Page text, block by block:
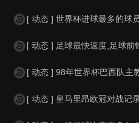
[ 动态 ] 世界杯进球最多的球员是谁,世
[ 动态 ] 足球最快速度,足球前锋在射门的
[ 动态 ] 98年世界杯巴西队主教练,
[ 动态 ] 皇马里昂欧冠对战记录,皇马